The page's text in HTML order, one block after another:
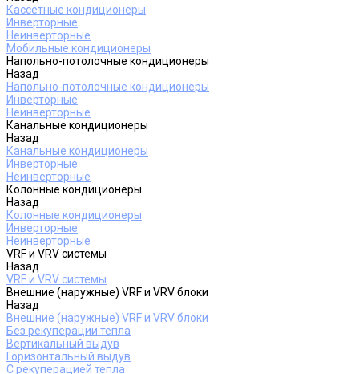
Кассетные кондиционеры
Инверторные
Неинверторные
Мобильные кондиционеры
Напольно-потолочные кондиционеры
Назад
Напольно-потолочные кондиционеры
Инверторные
Неинверторные
Канальные кондиционеры
Назад
Канальные кондиционеры
Инверторные
Неинверторные
Колонные кондиционеры
Назад
Колонные кондиционеры
Инверторные
Неинверторные
VRF и VRV системы
Назад
VRF и VRV системы
Внешние (наружные) VRF и VRV блоки
Назад
Внешние (наружные) VRF и VRV блоки
Без рекуперации тепла
Вертикальный выдув
Горизонтальный выдув
С рекуперацией тепла